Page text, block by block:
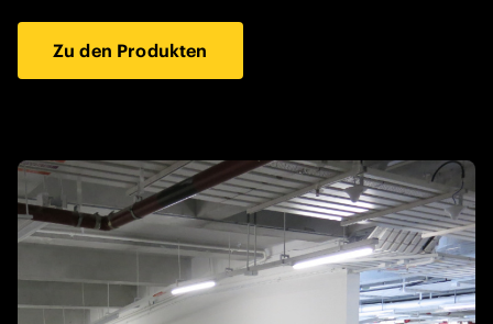
Zu den Produkten